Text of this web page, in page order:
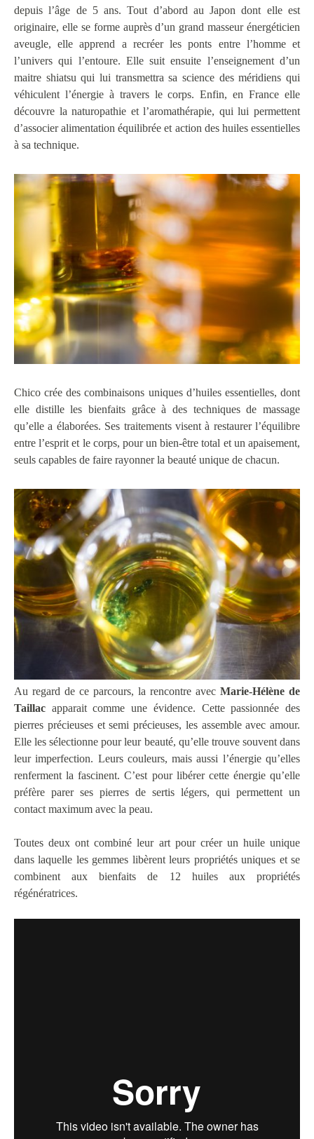
depuis l’âge de 5 ans. Tout d’abord au Japon dont elle est
originaire, elle se forme auprès d’un grand masseur énergéticien
aveugle, elle apprend a recréer les ponts entre l’homme et
l’univers qui l’entoure. Elle suit ensuite l’enseignement d’un
maitre shiatsu qui lui transmettra sa science des méridiens qui
véhiculent l’énergie à travers le corps. Enfin, en France elle
découvre la naturopathie et l’aromathérapie, qui lui permettent
d’associer alimentation équilibrée et action des huiles essentielles
à sa technique.
Chico crée des combinaisons uniques d’huiles essentielles, dont
elle distille les bienfaits grâce à des techniques de massage
qu’elle a élaborées. Ses traitements visent à restaurer l’équilibre
entre l’esprit et le corps, pour un bien-être total et un apaisement,
seuls capables de faire rayonner la beauté unique de chacun.
Au regard de ce parcours, la rencontre avec Marie-Hélène de
Taillac apparait comme une évidence. Cette passionnée des
pierres précieuses et semi précieuses, les assemble avec amour.
Elle les sélectionne pour leur beauté, qu’elle trouve souvent dans
leur imperfection. Leurs couleurs, mais aussi l’énergie qu’elles
renferment la fascinent. C’est pour libérer cette énergie qu’elle
préfère parer ses pierres de sertis légers, qui permettent un
contact maximum avec la peau.
Toutes deux ont combiné leur art pour créer un huile unique
dans laquelle les gemmes libèrent leurs propriétés uniques et se
combinent aux bienfaits de 12 huiles aux propriétés
régénératrices.